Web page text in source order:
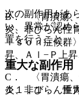
B． 〈胃潰瘍、
炎、非びらん性
ｉｓｏｎ症候群
昇、Ａｌ−Ｐ上昇
C． 〈胃潰瘍、
炎、非びらん性
次の副作用があ
い、異常が認め
置を行うこと。
重大な副作用
１１．１． 重